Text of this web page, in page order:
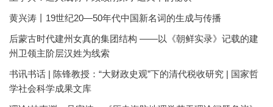
黄兴涛丨19世纪20—50年代中国新名词的生成与传播
后蒙古时代建州女真的集团结构 ——以《朝鲜实录》记载的建
州卫领主阶层汉姓为线索
书讯书话 | 陈锋教授：“大财政史观”下的清代税收研究 | 国家哲
学社会科学成果文库